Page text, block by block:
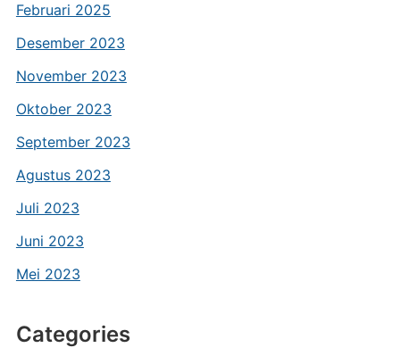
Februari 2025
Desember 2023
November 2023
Oktober 2023
September 2023
Agustus 2023
Juli 2023
Juni 2023
Mei 2023
Categories